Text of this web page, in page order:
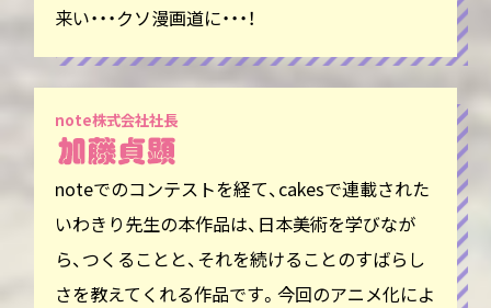
来い・・・クソ漫画道に・・・！
note株式会社社長
noteでのコンテストを経て、cakesで連載された
いわきり先生の本作品は、日本美術を学びなが
ら、つくることと、それを続けることのすばらし
さを教えてくれる作品です。今回のアニメ化によ